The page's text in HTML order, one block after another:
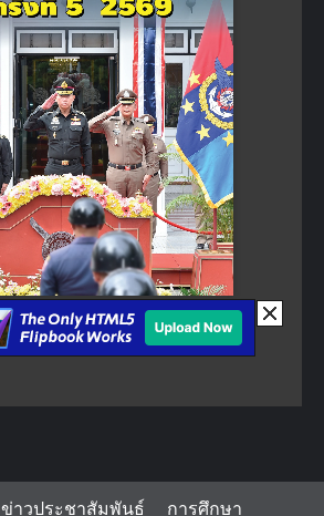
ข่าวประชาสัมพันธ์ การศึกษา